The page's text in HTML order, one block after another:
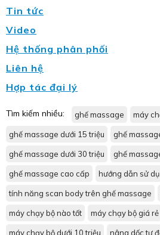
Tin tức
Video
Hệ thống phân phối
Liên hệ
Hợp tác đại lý
Tìm kiếm nhiều: ghế massage máy
ghế massage dưới 15 triệu ghế
ghế massage dưới 30 triệu ghế
ghế massage cao cấp hướng dẫn sử
tính năng scan body trên ghế massage
máy chạy bộ nào tốt máy chạy bộ giá rẻ
máy chạy bộ dưới 10 triệu nâng dốc tự